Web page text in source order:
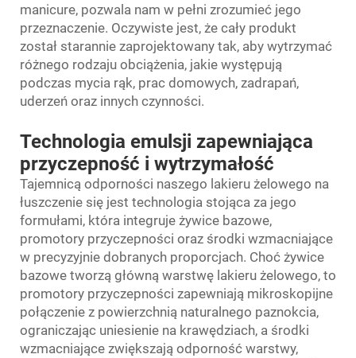
manicure, pozwala nam w pełni zrozumieć jego
przeznaczenie. Oczywiste jest, że cały produkt
został starannie zaprojektowany tak, aby wytrzymać
różnego rodzaju obciążenia, jakie występują
podczas mycia rąk, prac domowych, zadrapań,
uderzeń oraz innych czynności.
Technologia emulsji zapewniająca
przyczepność i wytrzymałość
Tajemnicą odporności naszego lakieru żelowego na
łuszczenie się jest technologia stojąca za jego
formułami, która integruje żywice bazowe,
promotory przyczepności oraz środki wzmacniające
w precyzyjnie dobranych proporcjach. Choć żywice
bazowe tworzą główną warstwę lakieru żelowego, to
promotory przyczepności zapewniają mikroskopijne
połączenie z powierzchnią naturalnego paznokcia,
ograniczając uniesienie na krawędziach, a środki
wzmacniające zwiększają odporność warstwy,